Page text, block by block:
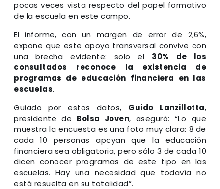
pocas veces vista respecto del papel formativo
de la escuela en este campo.
El informe, con un margen de error de 2,6%,
expone que este apoyo transversal convive con
una brecha evidente: solo el 30% de los
consultados reconoce la existencia de
programas de educación financiera en las
escuelas.
Guiado por estos datos, Guido Lanzillotta,
presidente de Bolsa Joven, aseguró: “Lo que
muestra la encuesta es una foto muy clara: 8 de
cada 10 personas apoyan que la educación
financiera sea obligatoria, pero sólo 3 de cada 10
dicen conocer programas de este tipo en las
escuelas. Hay una necesidad que todavía no
está resuelta en su totalidad”.